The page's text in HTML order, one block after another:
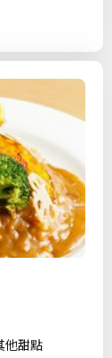
他甜點